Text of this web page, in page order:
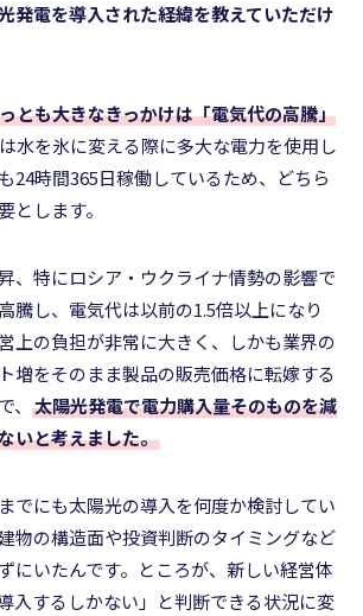
電を導入された経緯を教えていただけ
とも大きなきっかけは「電気代の高騰」
水を氷に変える際に多大な電力を使用し
24時間365日稼働しているため、どちら
とします。
、特にロシア・ウクライナ情勢の影響で
騰し、電気代は以前の1.5倍以上になり
上の負担が非常に大きく、しかも業界の
増をそのまま製品の販売価格に転嫁する
太陽光発電で電力購入量そのものを減
いと考えました。
でにも太陽光の導入を何度か検討してい
物の構造面や投資判断のタイミングなど
にいたんです。ところが、新しい経営体
入するしかない」と判断できる状況に変